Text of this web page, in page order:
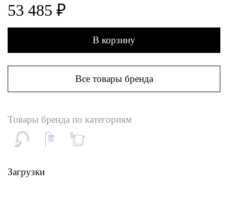
53 485 ₽
В корзину
Все товары бренда
Товары бренда по категориям
Загрузки